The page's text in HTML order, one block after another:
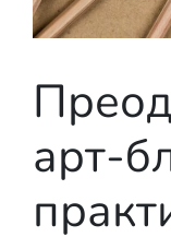
арт-